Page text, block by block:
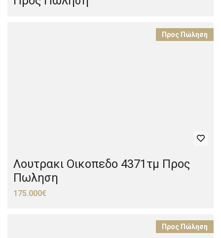
Προς Πώληση
Λουτρακι Οικοπεδο 4371τμ Προς
Πωληση
175.000€
Προς Πώληση